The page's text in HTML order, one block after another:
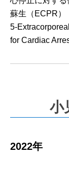
蘇生（ECPR）
5-
for Cardiac
小
2022年